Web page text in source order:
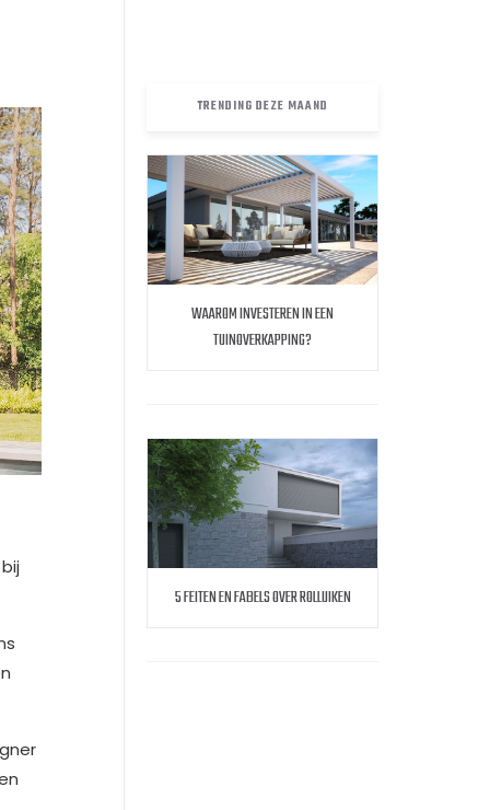
TRENDING DEZE MAAND
WAAROM INVESTEREN IN EEN
TUINOVERKAPPING?
5 FEITEN EN FABELS OVER ROLLUIKEN